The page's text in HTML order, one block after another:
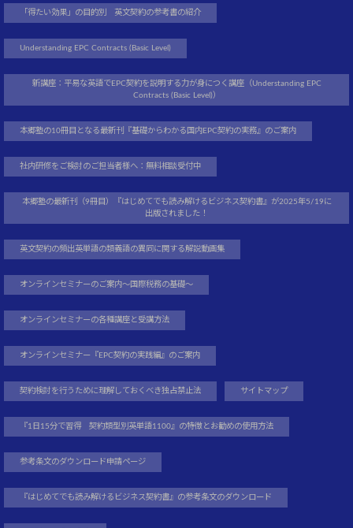
「得たい効果」の目的別 英文契約の参考書の紹介
Understanding EPC Contracts (Basic Level)
新講座：平易な英語でEPC契約を説明する力が身につく講座（Understanding EPC
Contracts (Basic Level)）
本郷塾の10冊目となる最新刊『基礎からわかる国内EPC契約の実務』のご案内
社内研修をご検討のご担当者様へ：無料相談受付中
本郷塾の最新刊（9冊目）『はじめてでも読み解けるビジネス契約書』が2025年5/19に
出版されました！
英文契約の頻出英単語の類義語の異同に関する解説動画集
オンラインセミナーのご案内～国際税務の基礎～
オンラインセミナーの各種講座と受講方法
オンラインセミナー『EPC契約の実践編』のご案内
契約検討を行うために理解しておくべき独占禁止法 サイトマップ
『1日15分で習得 契約類型別英単語1100』の特徴とお勧めの使用方法
参考条文のダウンロード申請ページ
『はじめてでも読み解けるビジネス契約書』の参考条文のダウンロード